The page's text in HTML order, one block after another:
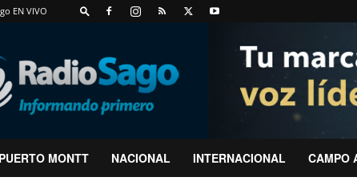
EN VIVO
PUERTO MONTT NACIONAL INTERNACIONAL CAMPO